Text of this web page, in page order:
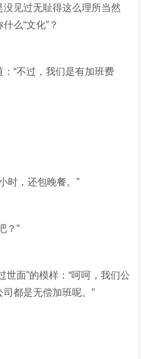
见过无耻得这么理所当然
么“文化”？
“不过，我们是有加班费
时，还包晚餐。”
？”
世面”的模样：“呵呵，我们公
都是无偿加班呢。”